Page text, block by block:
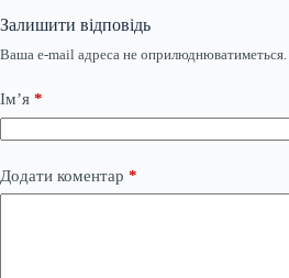
Залишити відповідь
Ваша e-mail адреса не оприлюднюватиметься.
Ім’я *
Додати коментар *